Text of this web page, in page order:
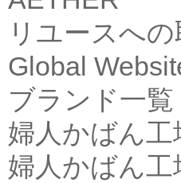
リユースへ
Global
ブランド一覧
婦人かばん工
婦人かばん工